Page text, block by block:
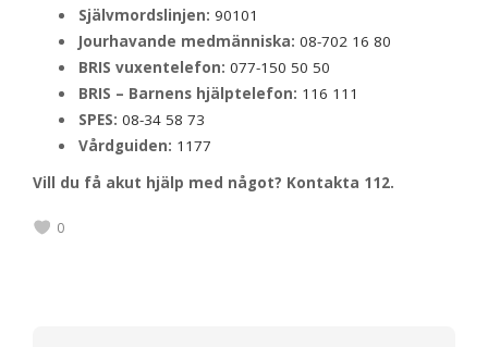
Självmordslinjen: 90101
Jourhavande medmänniska: 08-702 16 80
BRIS vuxentelefon: 077-150 50 50
BRIS – Barnens hjälptelefon: 116 111
SPES: 08-34 58 73
Vårdguiden: 1177
Vill du få akut hjälp med något? Kontakta 112.
0